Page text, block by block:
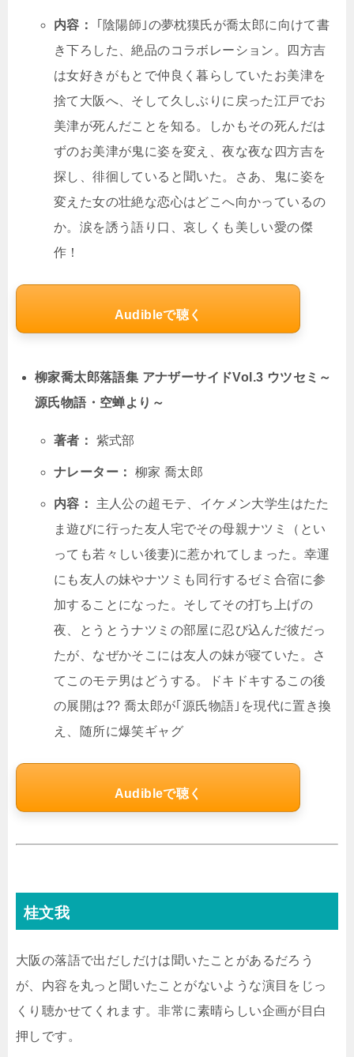
内容：
｢陰陽師｣の夢枕獏氏が喬太郎に向けて書
き下ろした、絶品のコラボレーション。四方吉
は女好きがもとで仲良く暮らしていたお美津を
捨て大阪へ、そして久しぶりに戻った江戸でお
美津が死んだことを知る。しかもその死んだは
ずのお美津が鬼に姿を変え、夜な夜な四方吉を
探し、徘徊していると聞いた。さあ、鬼に姿を
変えた女の壮絶な恋心はどこへ向かっているの
か。涙を誘う語り口、哀しくも美しい愛の傑
作！
Audibleで聴く
柳家喬太郎落語集 アナザーサイドVol.3 ウツセミ～
源氏物語・空蝉より～
著者： 紫式部
ナレーター： 柳家 喬太郎
内容：
主人公の超モテ、イケメン大学生はたた
ま遊びに行った友人宅でその母親ナツミ（とい
っても若々しい後妻)に惹かれてしまった。幸運
にも友人の妹やナツミも同行するゼミ合宿に参
加することになった。そしてその打ち上げの
夜、とうとうナツミの部屋に忍び込んだ彼だっ
たが、なぜかそこには友人の妹が寝ていた。さ
てこのモテ男はどうする。ドキドキするこの後
の展開は?? 喬太郎が｢源氏物語｣を現代に置き換
え、随所に爆笑ギャグ
Audibleで聴く
桂文我
大阪の落語で出だしだけは聞いたことがあるだろう
が、内容を丸っと聞いたことがないような演目をじっ
くり聴かせてくれます。非常に素晴らしい企画が目白
押しです。